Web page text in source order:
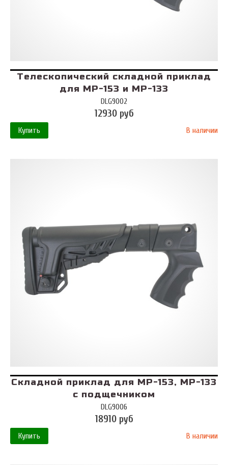
Телескопический складной приклад
для МР-153 и МР-133
DLG9002
12930 руб
Купить В наличии
Складной приклад для МР-153, МР-133
с подщечником
DLG9006
18910 руб
Купить В наличии